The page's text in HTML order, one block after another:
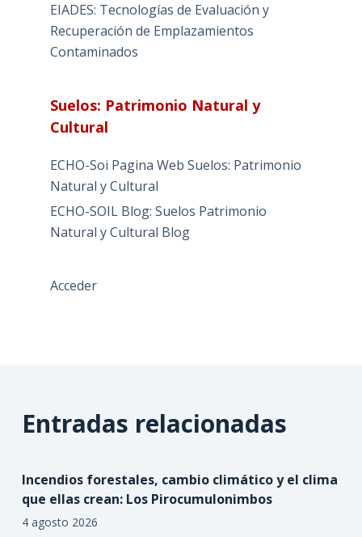
EIADES: Tecnologías de Evaluación y
Recuperación de Emplazamientos
Contaminados
Suelos: Patrimonio Natural y
Cultural
ECHO-Soi Pagina Web Suelos: Patrimonio
Natural y Cultural
ECHO-SOIL Blog: Suelos Patrimonio
Natural y Cultural Blog
Acceder
Entradas relacionadas
Incendios forestales, cambio climático y el clima
que ellas crean: Los Pirocumulonimbos
4 agosto 2026